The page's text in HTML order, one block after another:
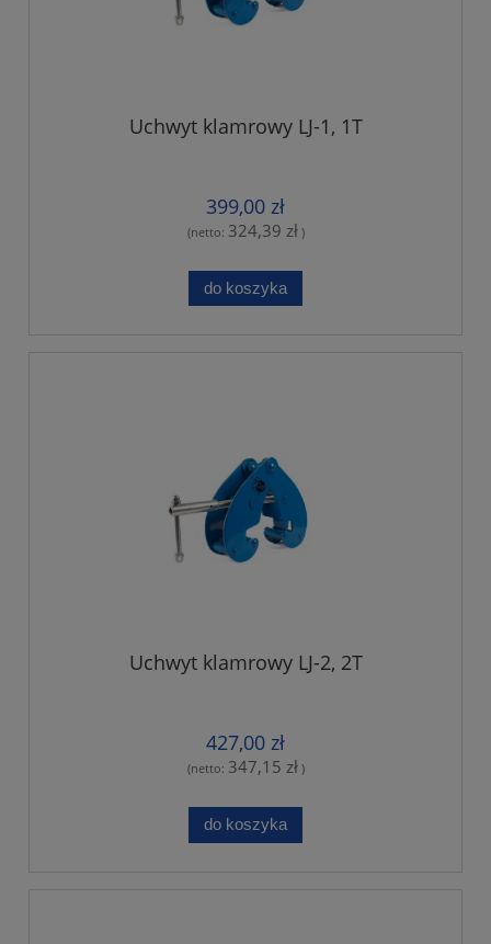
Uchwyt klamrowy LJ-1, 1T
399,00 zł
(netto: 324,39 zł)
do koszyka
Uchwyt klamrowy LJ-2, 2T
427,00 zł
(netto: 347,15 zł)
do koszyka